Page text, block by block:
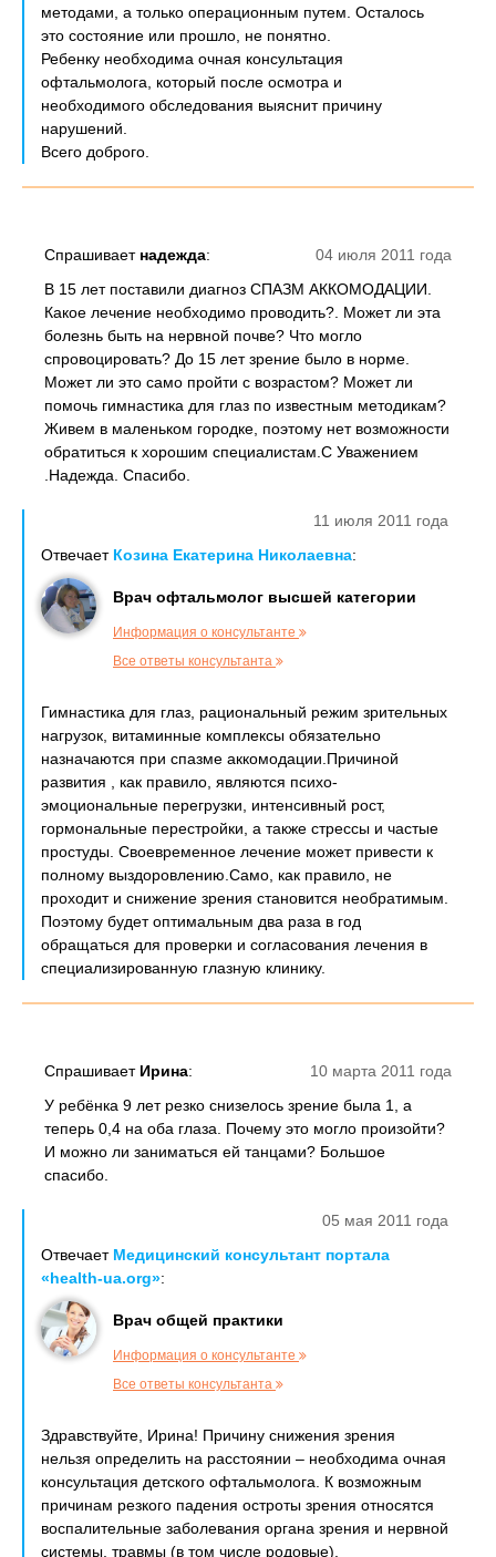
методами, а только операционным путем. Осталось
это состояние или прошло, не понятно.
Ребенку необходима очная консультация
офтальмолога, который после осмотра и
необходимого обследования выяснит причину
нарушений.
Всего доброго.
04 июля 2011 года
Спрашивает надежда:
В 15 лет поставили диагноз СПАЗМ АККОМОДАЦИИ.
Какое лечение необходимо проводить?. Может ли эта
болезнь быть на нервной почве? Что могло
спровоцировать? До 15 лет зрение было в норме.
Может ли это само пройти с возрастом? Может ли
помочь гимнастика для глаз по известным методикам?
Живем в маленьком городке, поэтому нет возможности
обратиться к хорошим специалистам.С Уважением
.Надежда. Спасибо.
11 июля 2011 года
Отвечает Козина Екатерина Николаевна:
Врач офтальмолог высшей категории
Информация о консультанте
Все ответы консультанта
Гимнастика для глаз, рациональный режим зрительных
нагрузок, витаминные комплексы обязательно
назначаются при спазме аккомодации.Причиной
развития , как правило, являются психо-
эмоциональные перегрузки, интенсивный рост,
гормональные перестройки, а также стрессы и частые
простуды. Своевременное лечение может привести к
полному выздоровлению.Само, как правило, не
проходит и снижение зрения становится необратимым.
Поэтому будет оптимальным два раза в год
обращаться для проверки и согласования лечения в
специализированную глазную клинику.
10 марта 2011 года
Спрашивает Ирина:
У ребёнка 9 лет резко снизелось зрение была 1, а
теперь 0,4 на оба глаза. Почему это могло произойти?
И можно ли заниматься ей танцами? Большое
спасибо.
05 мая 2011 года
Отвечает Медицинский консультант портала
«health-ua.org»:
Врач общей практики
Информация о консультанте
Все ответы консультанта
Здравствуйте, Ирина! Причину снижения зрения
нельзя определить на расстоянии – необходима очная
консультация детского офтальмолога. К возможным
причинам резкого падения остроты зрения относятся
воспалительные заболевания органа зрения и нервной
системы, травмы (в том числе родовые),